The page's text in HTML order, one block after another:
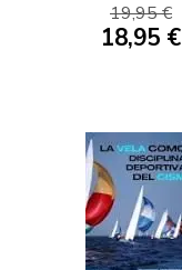
19,95 €
18,95 €